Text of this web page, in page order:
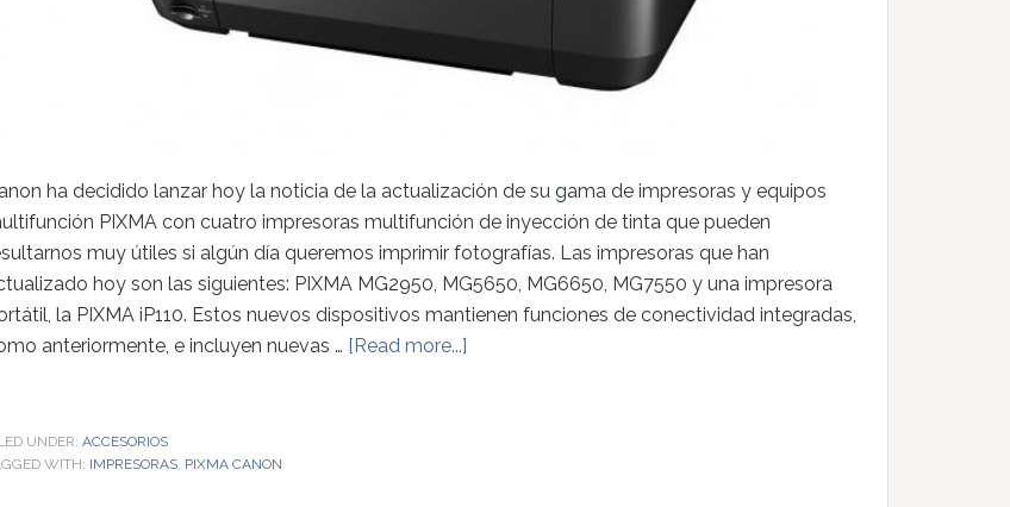
ha decidido lanzar hoy la noticia de la actualización de su gama de impresoras y equipos
PIXMA con cuatro impresoras multifunción de inyección de tinta que pueden
muy útiles si algún día queremos imprimir fotografías. Las impresoras que han
hoy son las siguientes: PIXMA MG2950, MG5650, MG6650, MG7550 y una impresora
la PIXMA iP110. Estos nuevos dispositivos mantienen funciones de conectividad integradas,
anteriormente, e incluyen nuevas … [Read more...]
UNDER: ACCESORIOS
WITH: IMPRESORAS PIXMA CANON